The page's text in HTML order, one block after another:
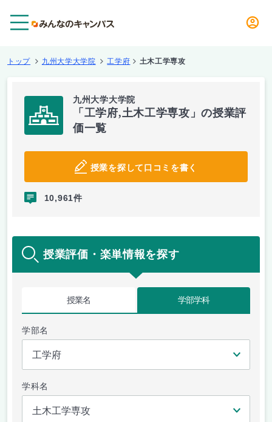
トップ 九州大学大学院 工学府 土木工学専攻
九州大学大学院
「工学府,土木工学専攻」の授業評
価一覧
授業を探して口コミを書く
10,961件
授業評価・楽単情報を探す
授業名 学部学科
学部名
学科名